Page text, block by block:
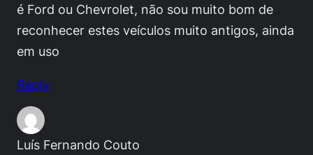
é Ford ou Chevrolet, não sou muito bom de
reconhecer estes veículos muito antigos, ainda
em uso
Reply
Luís Fernando Couto